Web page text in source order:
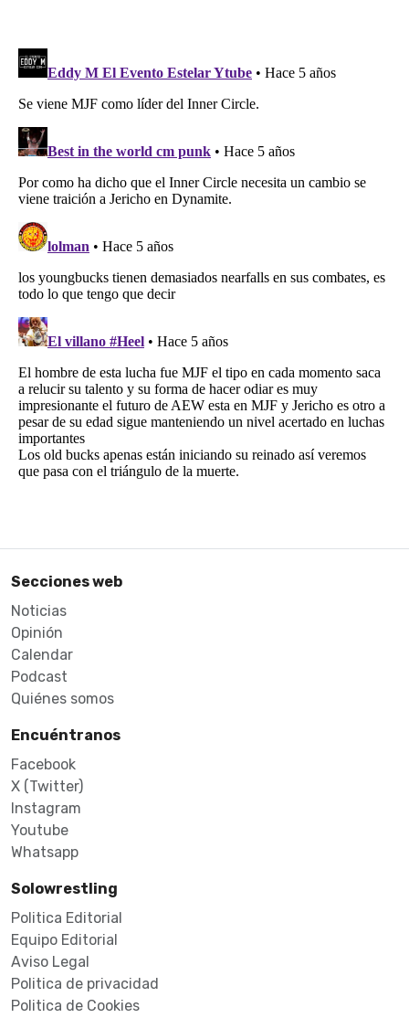
Secciones web
Noticias
Opinión
Calendar
Podcast
Quiénes somos
Encuéntranos
Facebook
X (Twitter)
Instagram
Youtube
Whatsapp
Solowrestling
Politica Editorial
Equipo Editorial
Aviso Legal
Politica de privacidad
Politica de Cookies